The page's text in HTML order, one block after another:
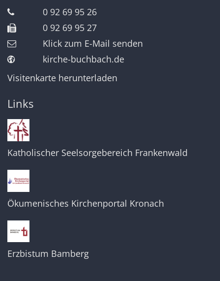
0 92 69 95 26
0 92 69 95 27
Klick zum E-Mail senden
kirche-buchbach.de
Visitenkarte herunterladen
Links
Katholischer Seelsorgebereich Frankenwald
Ökumenisches Kirchenportal Kronach
Erzbistum Bamberg